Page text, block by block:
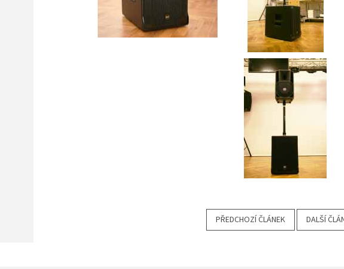
PŘEDCHOZÍ ČLÁNEK DALŠÍ